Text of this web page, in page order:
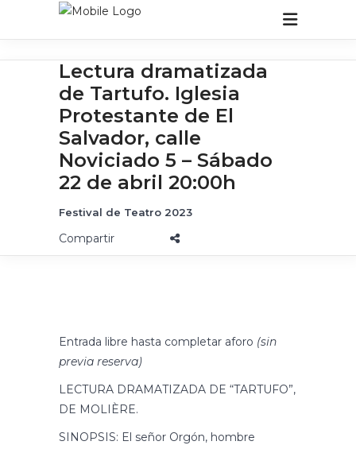
Lectura dramatizada
de Tartufo. Iglesia
Protestante de El
Salvador, calle
Noviciado 5 – Sábado
22 de abril 20:00h
Festival de Teatro 2023
Entrada libre hasta completar aforo (sin
previa reserva)
LECTURA DRAMATIZADA DE “TARTUFO”,
DE MOLIÈRE.
SINOPSIS: El señor Orgón, hombre